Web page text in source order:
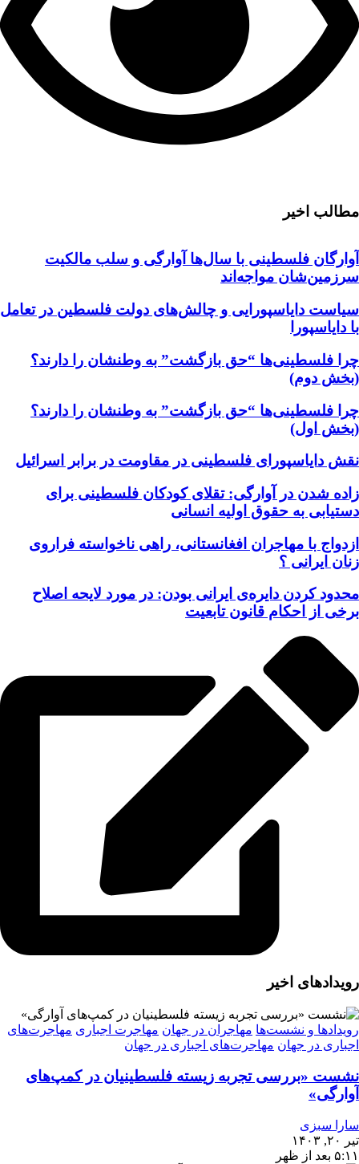
مطالب اخیر
آوارگان فلسطینی با سال‌ها آوارگی و سلب مالكيت
سرزمين‌شان مواجه‌اند
سیاست دایاسپورایی و چالش‌های دولت فلسطین در تعامل
با دایاسپورا
چرا فلسطینی‌ها “حق بازگشت” به وطنشان‌ را دارند؟
(بخش دوم)
چرا فلسطینی‌ها “حق بازگشت” به وطنشان‌ را دارند؟
(بخش اول)
نقش دایاسپورای فلسطینی در مقاومت در برابر اسرائیل
زاده شدن در آوارگی: تقلای کودکان فلسطینی برای
دستیابی به حقوق اولیه انسانی
ازدواج با مهاجران افغانستانی، راهی ناخواسته فراروی
زنان ایرانی ؟
محدود کردن دایره‌ی ایرانی بودن: در مورد لایحه اصلاح
برخی از احکام قانون تابعیت
رویدادهای اخیر
رویدادها و نشست‌ها مهاجران در جهان مهاجرت اجباری مهاجرت‌های
اجباری در جهان مهاجرت‌های اجباری در جهان
نشست «بررسی تجربه‌ زیسته فلسطینیان در کمپ‌های
آوارگی»
سارا سبزی
تیر ۲۰, ۱۴۰۳
۵:۱۱ بعد از ظهر